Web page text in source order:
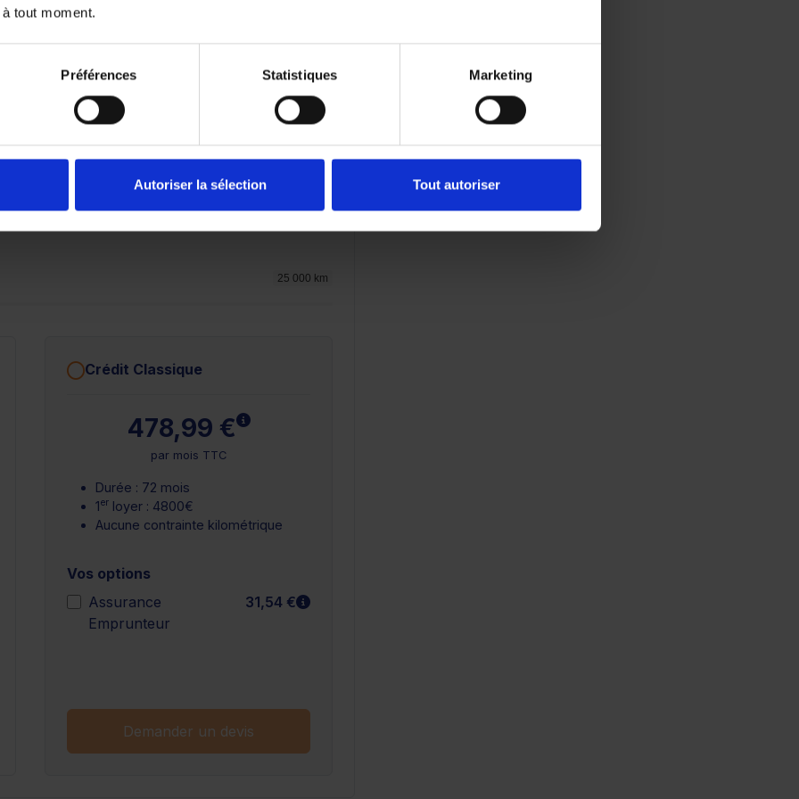
tout moment.
Préférences Statistiques Marketing
Autoriser la sélection Tout autoriser
31 986.8 €
72 mois
25 000 km
savoir plus
savoir plus
Crédit Classique
478,99 € En savoir plus
par mois TTC
Durée : 72 mois
1er loyer : 4800€
Aucune contrainte kilométrique
Vos options
Assurance
Emprunteur
31,54 € En savoir plus
Demander un devis